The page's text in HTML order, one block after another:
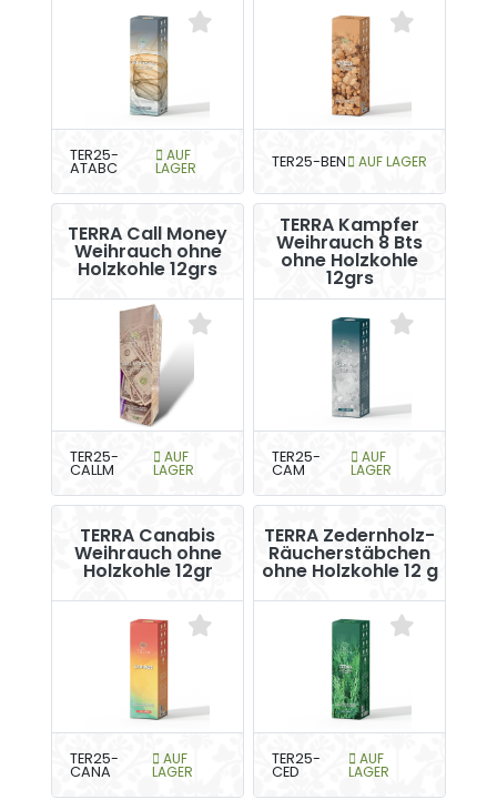
TER25-
ATABC
AUF
LAGER TER25-BEN AUF LAGER
TERRA Call Money
Weihrauch ohne
Holzkohle 12grs
TER25-
CALLM
AUF
LAGER
TERRA Kampfer
Weihrauch 8 Bts
ohne Holzkohle
12grs
TER25-
CAM
AUF
LAGER
TERRA Canabis
Weihrauch ohne
Holzkohle 12gr
TER25-
CANA
AUF
LAGER
TERRA Zedernholz-
Räucherstäbchen
ohne Holzkohle 12 g
TER25-
CED
AUF
LAGER